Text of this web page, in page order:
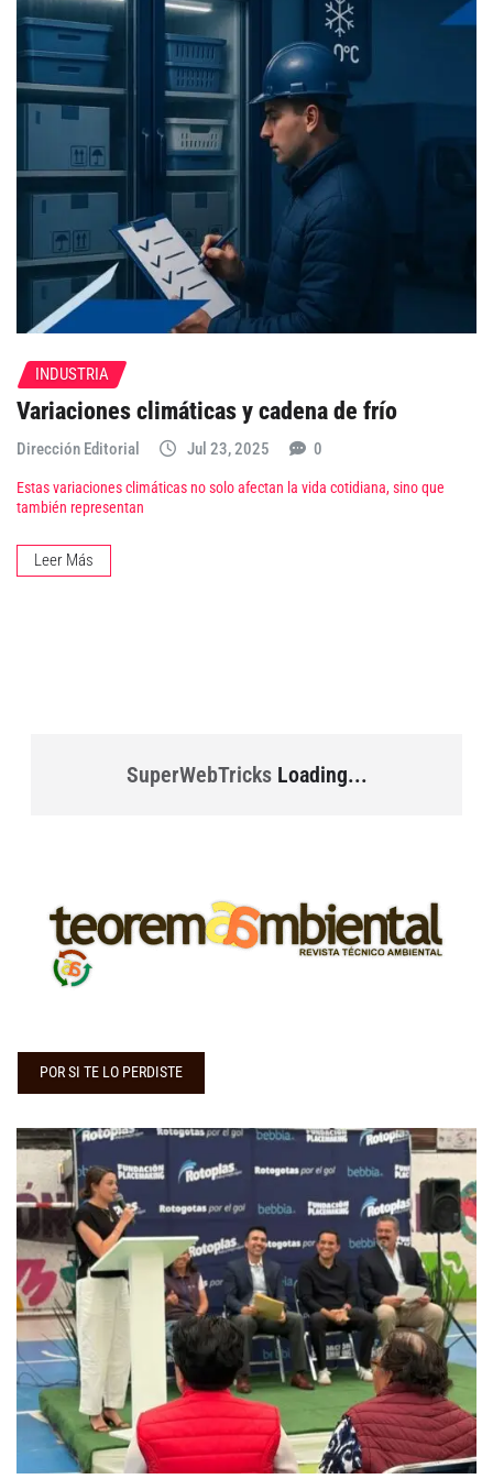
INDUSTRIA
Variaciones climáticas y cadena de frío
Dirección Editorial Jul 23, 2025 0
Estas variaciones climáticas no solo afectan la vida cotidiana, sino que
también representan
Leer Más
SuperWebTricksLoading...
POR SI TE LO PERDISTE